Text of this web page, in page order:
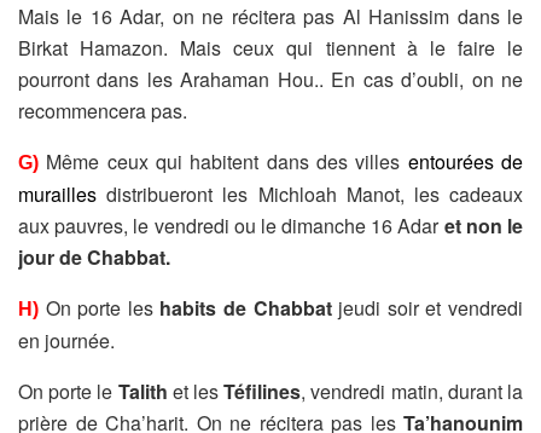
Mais le 16 Adar, on ne récitera pas Al Hanissim dans le
Birkat Hamazon. Mais ceux qui tiennent à le faire le
pourront dans les Arahaman Hou.. En cas d’oubli, on ne
recommencera pas.
G) Même ceux qui habitent dans des villes entourées de
murailles distribueront les Michloah Manot, les cadeaux
aux pauvres, le vendredi ou le dimanche 16 Adaret non le
jour de Chabbat.
H) On porte les habits de Chabbatjeudi soir et vendredi
en journée.
On porte le Talith et lesTéfilines, vendredi matin, durant la
prière de Cha’harit. On ne récitera pas les Ta’hanounim